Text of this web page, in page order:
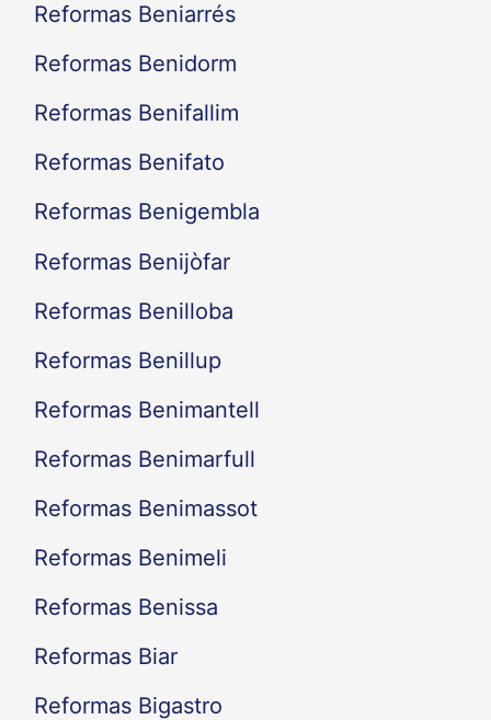
Reformas Beniarrés
Reformas Benidorm
Reformas Benifallim
Reformas Benifato
Reformas Benigembla
Reformas Benijòfar
Reformas Benilloba
Reformas Benillup
Reformas Benimantell
Reformas Benimarfull
Reformas Benimassot
Reformas Benimeli
Reformas Benissa
Reformas Biar
Reformas Bigastro